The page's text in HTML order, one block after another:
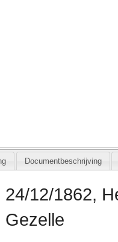
Documentbeschrijving
24/12/1862,
Gezelle